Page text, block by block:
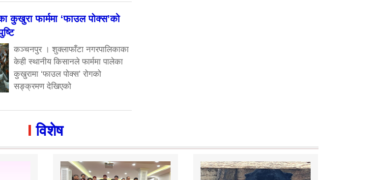
कुखुरा फार्ममा ‘फाउल पोक्स’को
कञ्चनपुर । शुक्लाफाँटा नगरपालिकाका
केही स्थानीय किसानले फार्ममा पालेका
कुखुरामा ‘फाउल पोक्स’ रोगको
सङ्क्रमण देखिएको
विशेष